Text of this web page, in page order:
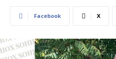
Facebook X